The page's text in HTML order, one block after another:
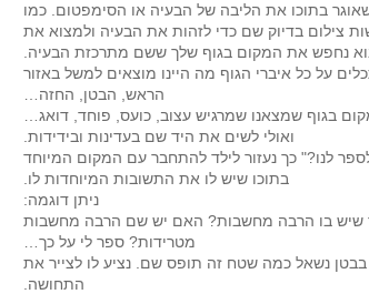
בתוכו את הליבה של הבעיה או הסימפטום. כמו
צילום בדיוק שם כדי לזהות את הבעיה ולמצוא את
נחפש את המקום בגוף שלך ששם מתרכזת הבעיה.
על כל איברי הגוף מה היינו מוצאים למשל באזור
הראש, הבטן, החזה…
בגוף שמצאנו שמרגיש עצוב, כועס, פוחד, דואג…
ואולי לשים את היד שם בעדינות ובידידות.
לנו?" כך נעזור לילד להתחבר עם המקום המיוחד
בתוכו שיש לו את התשובות המיוחדות לו.
ניתן דוגמה:
שיש בו הרבה מחשבות? האם יש שם הרבה מחשבות
מטרידות? ספר לי על כך…
נשאל כמה שטח זה תופס שם. נציע לו לצייר את
התחושה.